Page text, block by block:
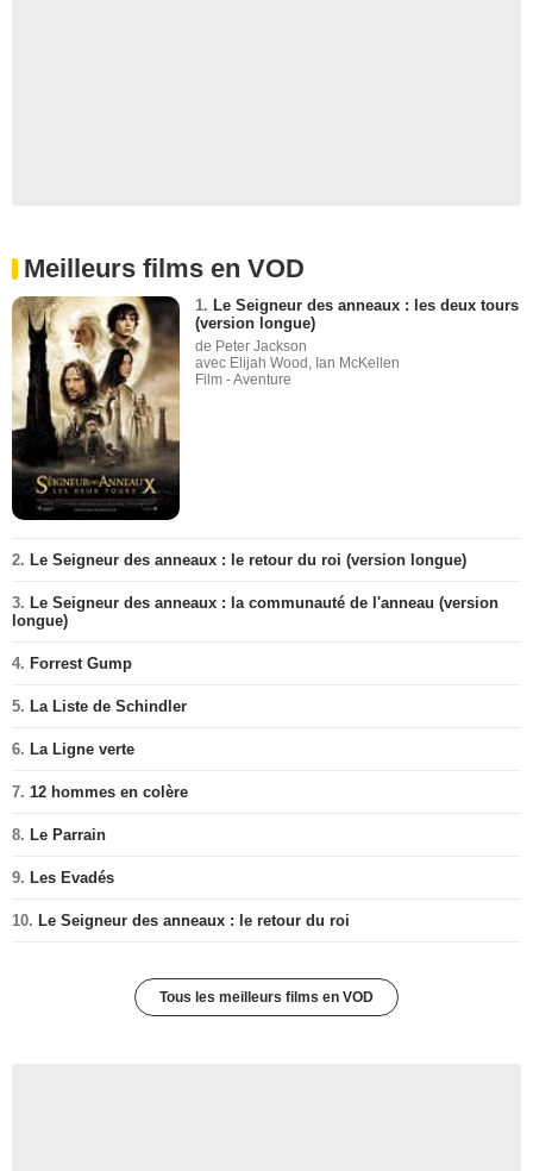
Meilleurs films en VOD
1. Le Seigneur des anneaux : les deux tours
(version longue)
de Peter Jackson
avec Elijah Wood, Ian McKellen
Film - Aventure
2. Le Seigneur des anneaux : le retour du roi (version longue)
3. Le Seigneur des anneaux : la communauté de l'anneau (version
longue)
4. Forrest Gump
5. La Liste de Schindler
6. La Ligne verte
7. 12 hommes en colère
8. Le Parrain
9. Les Evadés
10. Le Seigneur des anneaux : le retour du roi
Tous les meilleurs films en VOD